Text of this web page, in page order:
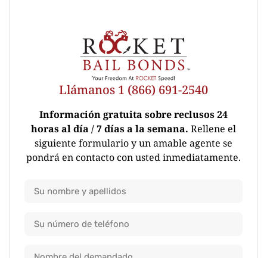
Llámanos 1 (866) 691-2540
Información gratuita sobre reclusos 24
horas al día / 7 días a la semana. Rellene el
siguiente formulario y un amable agente se
pondrá en contacto con usted inmediatamente.